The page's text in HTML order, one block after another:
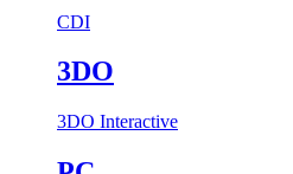
CDI
3DO
3DO Interactive